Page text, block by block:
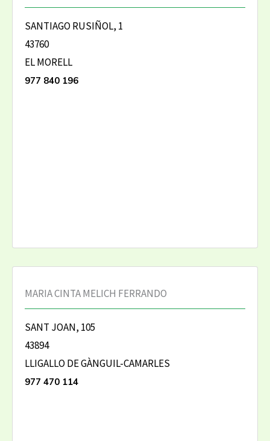
SANTIAGO RUSIÑOL, 1
43760
EL MORELL
977 840 196
MARIA CINTA MELICH FERRANDO
SANT JOAN, 105
43894
LLIGALLO DE GÀNGUIL-CAMARLES
977 470 114